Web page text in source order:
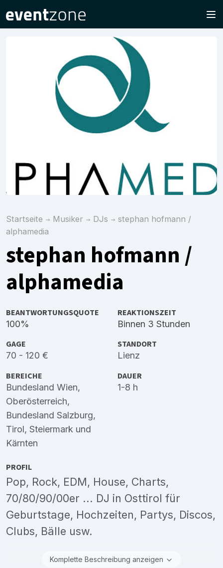
Startseite Musiker DJs
stephan hofmann /
alphamedia
stephan hofmann /
alphamedia
BEANTWORTUNGSQUOTE
100%
REAKTIONSZEIT
Binnen 3 Stunden
GAGE
70 - 120 €
STANDORT
Lienz
BEREICHE
Bundesland Wien,
Oberösterreich,
Bundesland Salzburg,
Tirol, Steiermark und
Kärnten
DAUER
1-8 h
PROFIL
Pop, Rock, EDM, House, Charts,
70/80/90/00er ... DJ in Osttirol für
Geburtstage, Hochzeiten, Partys, Discos,
Clubs, Bälle usw.
Komplette Beschreibung anzeigen